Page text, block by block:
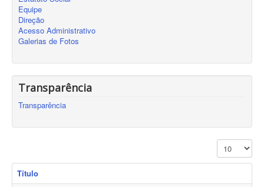
Transparência
Notícias
Contato
Cadastro
Sobre
Equipe
Direção
Acesso Administrativo
Galerias de Fotos
Transparência
Transparência
Exibir #
Título